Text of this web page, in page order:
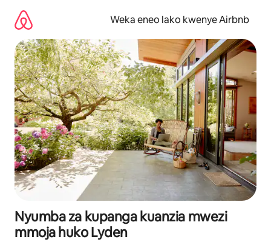
kwenda
kwenye
maudhui
Weka eneo lako kwenye Airbnb
Nyumba za kupanga kuanzia mwezi
mmoja huko Lyden